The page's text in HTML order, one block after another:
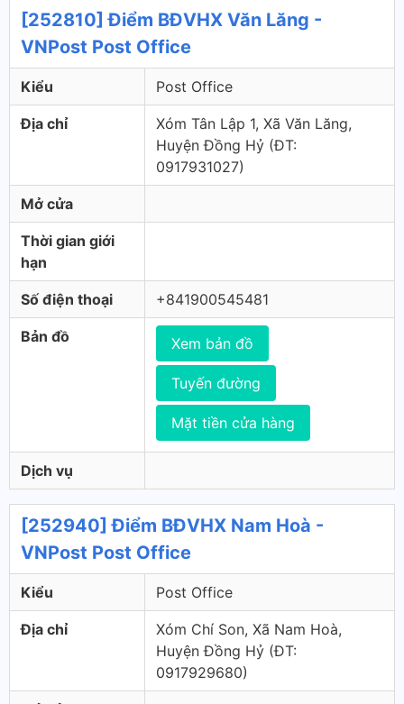
[252810] Điểm BĐVHX Văn Lăng -
VNPost Post Office
Kiểu Post Office
Địa chỉ
Xóm Tân Lập 1, Xã Văn Lăng,
Huyện Đồng Hỷ (ÐT:
0917931027)
Mở cửa
Thời gian giới
hạn
Số điện thoại +841900545481
Bản đồ Xem bản đồ
Tuyến đường
Mặt tiền cửa hàng
Dịch vụ
[252940] Điểm BĐVHX Nam Hoà -
VNPost Post Office
Kiểu Post Office
Địa chỉ
Xóm Chí Son, Xã Nam Hoà,
Huyện Đồng Hỷ (ÐT:
0917929680)